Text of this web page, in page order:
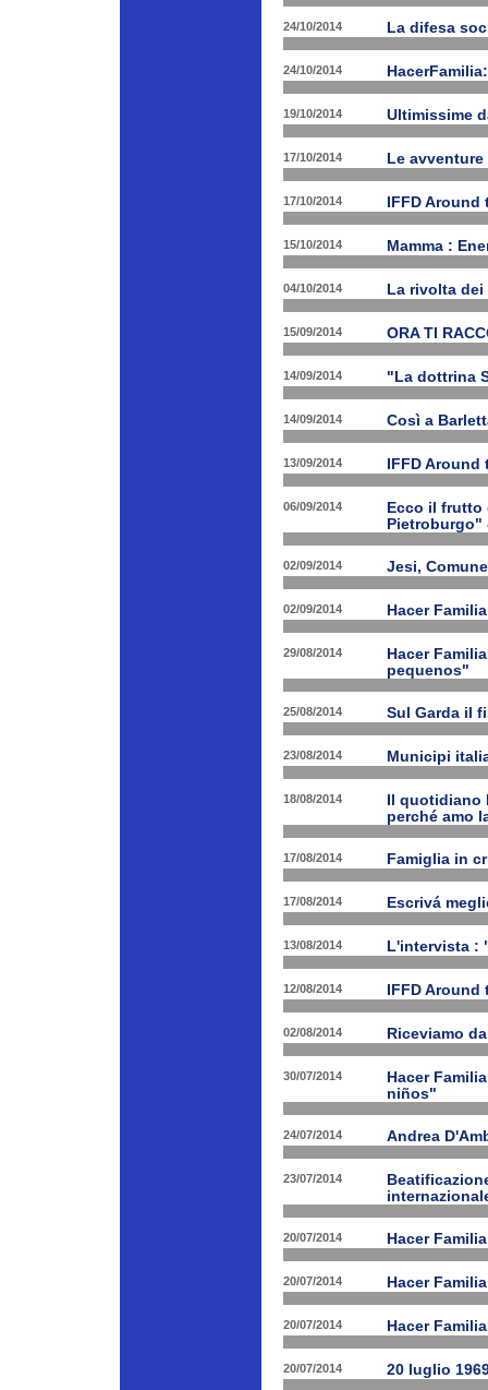
24/10/2014 La difesa
24/10/2014
19/10/2014 Ultimissime
17/10/2014 Le
17/10/2014 IFFD
15/10/2014 Mamma :
04/10/2014 La rivolta
15/09/2014 ORA TI
14/09/2014 "La dottrina
14/09/2014 Così a
13/09/2014 IFFD
06/09/2014
Ecco il frutto
Pietroburgo"
02/09/2014 Jesi,
02/09/2014 Hacer
29/08/2014
Hacer
pequenos"
25/08/2014 Sul Garda il
23/08/2014 Municipi
18/08/2014
Il
perché amo
17/08/2014 Famiglia in
17/08/2014 Escrivá
13/08/2014 L'intervista :
12/08/2014 IFFD
02/08/2014 Riceviamo
30/07/2014
Hacer
niños"
24/07/2014 Andrea
23/07/2014
20/07/2014 Hacer
20/07/2014 Hacer
20/07/2014 Hacer
20/07/2014 20 luglio